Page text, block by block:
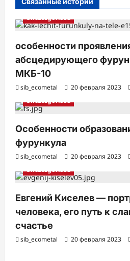
Uncategorised
особенности
абсцедирующего
МКБ-10
sib_ecometal 20 февраля 2023
Uncategorised
Особенности
фурункула
sib_ecometal 20 февраля 2023
Uncategorised
Евгений Киселев —
человека, его путь к
счастье
sib_ecometal 20 февраля 2023